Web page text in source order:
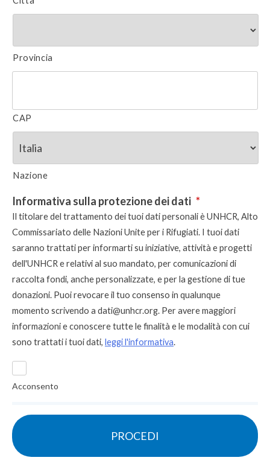
Provincia
CAP
Nazione
Informativa sulla protezione dei dati *
Il titolare del trattamento dei tuoi dati personali è UNHCR, Alto
Commissariato delle Nazioni Unite per i Rifugiati. I tuoi dati
saranno trattati per informarti su iniziative, attività e progetti
dell'UNHCR e relativi al suo mandato, per comunicazioni di
raccolta fondi, anche personalizzate, e per la gestione di tue
donazioni. Puoi revocare il tuo consenso in qualunque
momento scrivendo a dati@unhcr.org. Per avere maggiori
informazioni e conoscere tutte le finalità e le modalità con cui
sono trattati i tuoi dati, leggi l'informativa.
Acconsento